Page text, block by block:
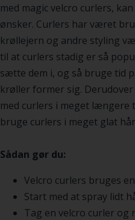
med magic velcro curlers,
ønsker. Curlers har været
krøllejern og andre styling
til at curlers stadig er så
sætte dem i, og så bruge tid
krøller former sig.
med curlers i meget
bruge curlers i meget glat
Sådan gør du:
Velcro curlers bruges
Start med at spray lidt
Tag en velcro curler og